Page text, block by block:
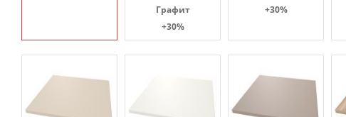
Графит
+30%
+30%